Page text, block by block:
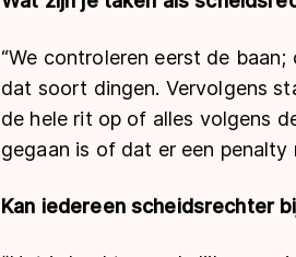
“We controleren eerst de
dat soort dingen. Vervolgens
de hele rit op of alles volgens
gegaan is of dat er een penalty
Kan iedereen scheidsrechter